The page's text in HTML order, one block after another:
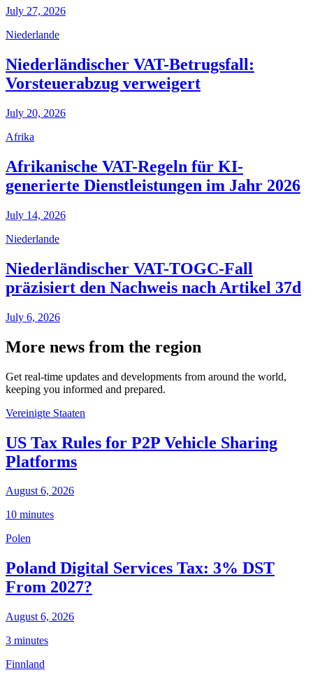
July 27, 2026
Niederlande
Niederländischer VAT-Betrugsfall:
Vorsteuerabzug verweigert
July 20, 2026
Afrika
Afrikanische VAT-Regeln für KI-
generierte Dienstleistungen im Jahr 2026
July 14, 2026
Niederlande
Niederländischer VAT-TOGC-Fall
präzisiert den Nachweis nach Artikel 37d
July 6, 2026
More news from the region
Get real-time updates and developments from around the world,
keeping you informed and prepared.
Vereinigte Staaten
US Tax Rules for P2P Vehicle Sharing
Platforms
August 6, 2026
10 minutes
Polen
Poland Digital Services Tax: 3% DST
From 2027?
August 6, 2026
3 minutes
Finnland